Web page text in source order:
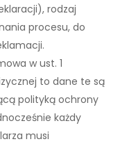
rodzaj
procesu, do
w ust. 1
to dane te są
polityką ochrony
każdy
musi